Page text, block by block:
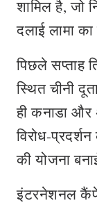
शामिल है, जो
दलाई लामा
पिछले सप्ताह
स्थित चीनी
ही कनाडा
विरोध-
की योजना
इंटरनेशनल